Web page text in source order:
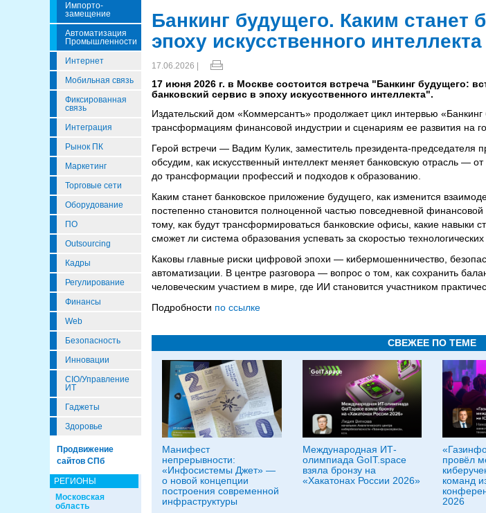
Импорто­
Замещение
Автоматизация
Промышленности
Интернет
Мобильная связь
Фиксированная
связь
Интеграция
Рынок ПК
Маркетинг
Торговые сети
Оборудование
ПО
Outsourcing
Кадры
Регулирование
Финансы
Web
Безопасность
Инновации
CIO/Управление
ИТ
Гаджеты
Здоровье
Продвижение
сайтов СПб
РЕГИОНЫ
Московская
область
Банкинг будущего. Каким станет
эпоху искусственного интеллекта
17.06.2026 |
17 июня 2026 г. в Москве состоится встреча "Банкинг будущего:
банковский сервис в эпоху искусственного интеллекта".
Издательский дом «Коммерсантъ» продолжает цикл интервью
трансформациям финансовой индустрии и сценариям ее развития на
Герой встречи — Вадим Кулик, заместитель президента-председателя
обсудим, как искусственный интеллект меняет банковскую отрасль —
до трансформации профессий и подходов к образованию.
Каким станет банковское приложение будущего, как изменится
постепенно становится полноценной частью повседневной
тому, как будут трансформироваться банковские офисы, какие навыки
сможет ли система образования успевать за скоростью
Каковы главные риски цифровой эпохи — кибермошенничество,
автоматизации. В центре разговора — вопрос о том, как сохранить
человеческим участием в мире, где ИИ становится участником
Подробности по ссылке
СВЕЖЕЕ ПО ТЕМЕ
Манифест
непрерывности:
«Инфосистемы Джет» —
о новой концепции
построения современной
инфраструктуры
Международная ИТ-
олимпиада GoIT.space
взяла бронзу на
«Хакатонах России 2026»
провёл
команд
2026